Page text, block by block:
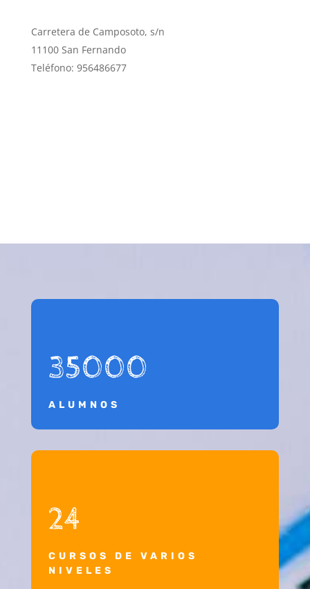
Carretera de Camposoto, s/n
11100 San Fernando
Teléfono: 956486677
35000
ALUMNOS
24
CURSOS DE VARIOS
NIVELES